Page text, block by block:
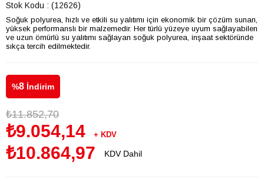
Stok Kodu (12626)
Soğuk polyurea, hızlı ve etkili su yalıtımı için ekonomik bir çözüm sunan,
yüksek performanslı bir malzemedir. Her türlü yüzeye uyum sağlayabilen
ve uzun ömürlü su yalıtımı sağlayan soğuk polyurea, inşaat sektöründe
sıkça tercih edilmektedir.
%8 İndirim
₺11.852,70
₺9.054,14 + KDV
KDV Dahil
₺10.864,97